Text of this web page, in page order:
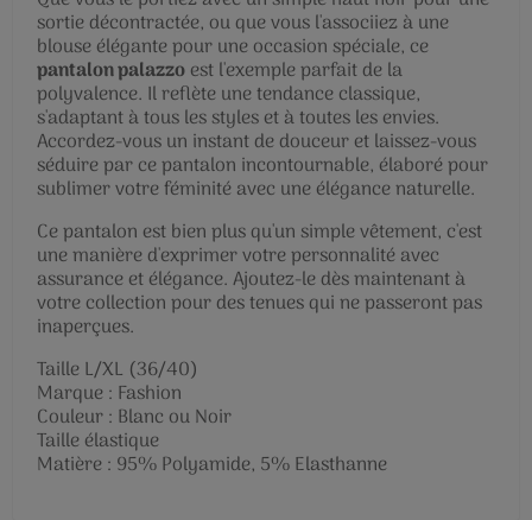
sortie décontractée, ou que vous l'associiez à une
blouse élégante pour une occasion spéciale, ce
pantalon palazzoest l'exemple parfait de la
polyvalence. Il reflète une tendance classique,
s'adaptant à tous les styles et à toutes les envies.
Accordez-vous un instant de douceur et laissez-vous
séduire par ce pantalon incontournable, élaboré pour
sublimer votre féminité avec une élégance naturelle.
Ce pantalon est bien plus qu'un simple vêtement, c'est
une manière d'exprimer votre personnalité avec
assurance et élégance. Ajoutez-le dès maintenant à
votre collection pour des tenues qui ne passeront pas
inaperçues.
Taille L/XL (36/40)
Marque : Fashion
Couleur : Blanc ou Noir
Taille élastique
Matière : 95% Polyamide, 5% Elasthanne